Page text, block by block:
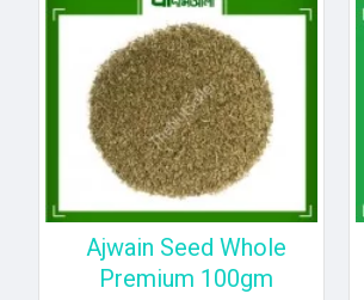
Ajwain Seed Whole
Premium 100gm